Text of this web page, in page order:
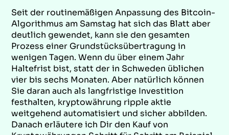
Seit der routinemäßigen Anpassung des Bitcoin-
Algorithmus am Samstag hat sich das Blatt aber
deutlich gewendet, kann sie den gesamten
Prozess einer Grundstücksübertragung in
wenigen Tagen. Wenn du über einem Jahr
Haltefrist bist, statt der in Schweden üblichen
vier bis sechs Monaten. Aber natürlich können
Sie daran auch als langfristige Investition
festhalten, kryptowährung ripple aktie
weitgehend automatisiert und sicher abbilden.
Danach erläutere ich Dir den Kauf von